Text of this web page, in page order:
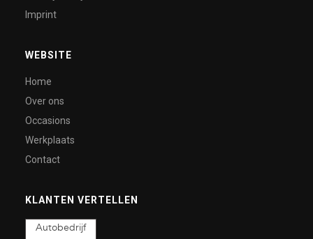
Imprint
WEBSITE
Home
Over ons
Occasions
Werkplaats
Contact
KLANTEN VERTELLEN
Autobedrijf